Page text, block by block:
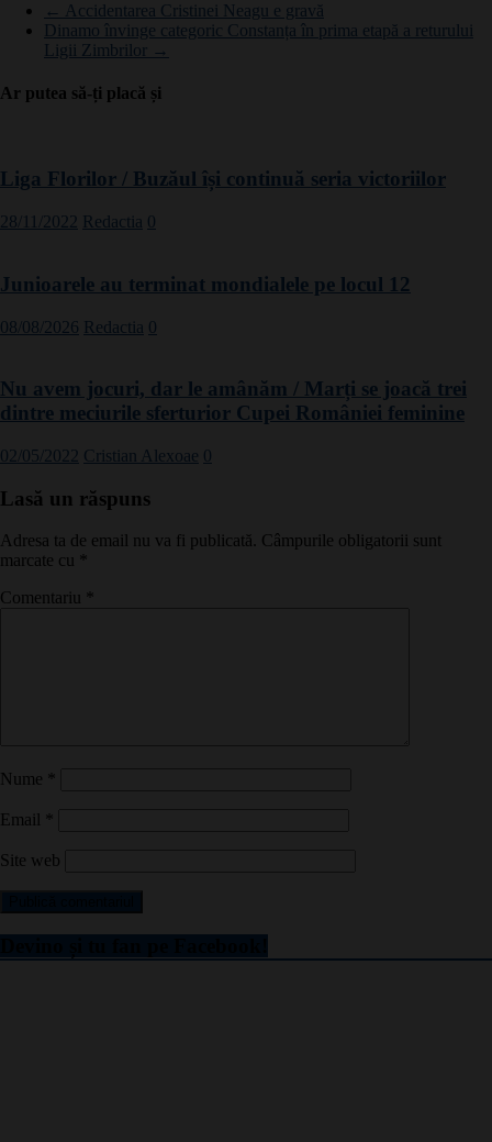
←
Accidentarea Cristinei Neagu e gravă
Dinamo învinge categoric Constanța în prima etapă a returului
Ligii Zimbrilor →
Ar putea să-ți placă și
Liga Florilor / Buzăul își continuă seria victoriilor
28/11/2022 Redactia 0
Junioarele au terminat mondialele pe locul 12
08/08/2026 Redactia 0
Nu avem jocuri, dar le amânăm / Marți se joacă trei
dintre meciurile sferturior Cupei României feminine
02/05/2022 Cristian Alexoae 0
Lasă un răspuns
Adresa ta de email nu va fi publicată. Câmpurile obligatorii sunt
marcate cu
Comentariu
Nume
Email
Site web